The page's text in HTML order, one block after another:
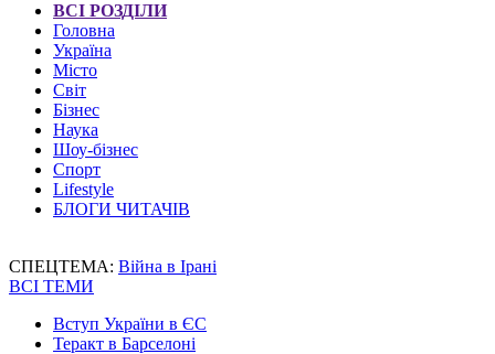
ВСІ РОЗДІЛИ
Головна
Україна
Місто
Світ
Бізнес
Наука
Шоу-бізнес
Спорт
Lifestyle
БЛОГИ ЧИТАЧІВ
СПЕЦТЕМА: Війна в Ірані
ВСІ ТЕМИ
Вступ України в ЄС
Теракт в Барселоні